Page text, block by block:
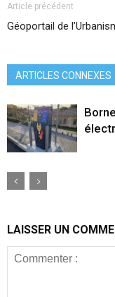
Article précédent
Géoportail de
ARTICLES CONNEXES
LAISSER UN